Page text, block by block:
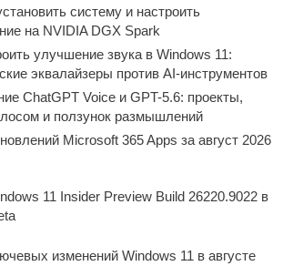
систему и настроить
на NVIDIA DGX Spark
улучшение звука в Windows 11:
эквалайзеры против AI-инструментов
ChatGPT Voice и GPT-5.6: проекты,
и ползунок размышлений
Microsoft 365 Apps за август 2026
11 Insider Preview Build 26220.9022 в
изменений Windows 11 в августе